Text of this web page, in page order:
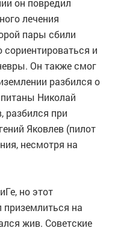
он повредил
лечения
пары сбили
и
Он также смог
разбился о
Николай
разбился при
Яковлев (пилот
несмотря на
но этот
приземлиться на
жив. Советские